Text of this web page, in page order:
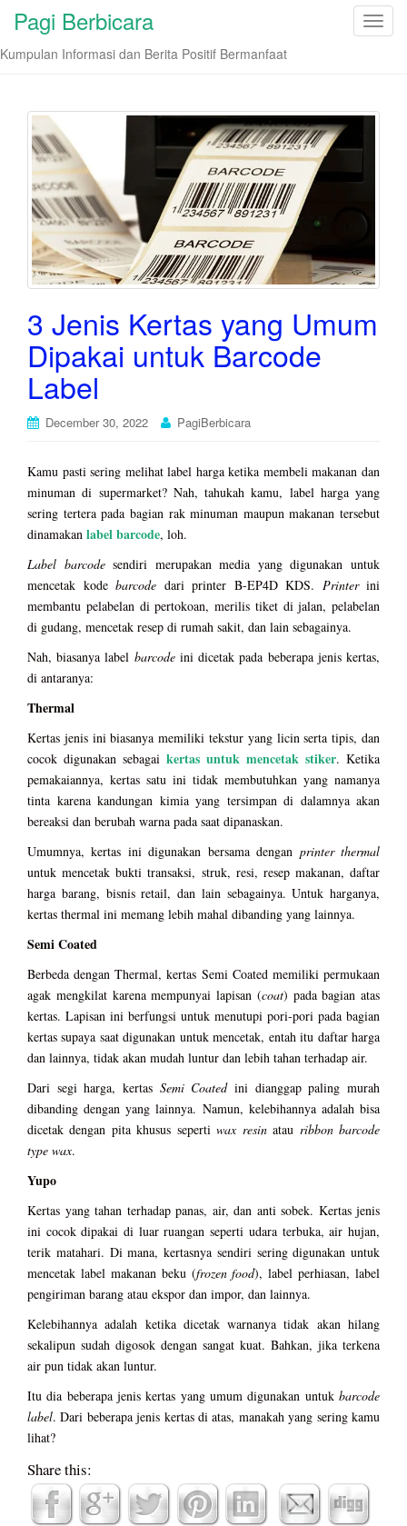
T
l
t
o
n
Pagi Berbicara
Kumpulan Informasi dan Berita Positif Bermanfaat
3 Jenis Kertas yang Umum
Dipakai untuk Barcode
Label
December 30, 2022 PagiBerbicara
Kamu pasti sering melihat label harga ketika membeli makanan dan
minuman di supermarket? Nah, tahukah kamu, label harga yang
sering tertera pada bagian rak minuman maupun makanan tersebut
dinamakan label barcode, loh.
Label barcodesendiri merupakan media yang digunakan untuk
mencetak kode barcode dari printer B-EP4D KDS. Printerini
membantu pelabelan di pertokoan, merilis tiket di jalan, pelabelan
di gudang, mencetak resep di rumah sakit, dan lain sebagainya.
Nah, biasanya label barcodeini dicetak pada beberapa jenis kertas,
di antaranya:
Thermal
Kertas jenis ini biasanya memiliki tekstur yang licin serta tipis, dan
cocok digunakan sebagai kertas untuk mencetak stiker. Ketika
pemakaiannya, kertas satu ini tidak membutuhkan yang namanya
tinta karena kandungan kimia yang tersimpan di dalamnya akan
bereaksi dan berubah warna pada saat dipanaskan.
Umumnya, kertas ini digunakan bersama dengan printer thermal
untuk mencetak bukti transaksi, struk, resi, resep makanan, daftar
harga barang, bisnis retail, dan lain sebagainya. Untuk harganya,
kertas thermal ini memang lebih mahal dibanding yang lainnya.
Semi Coated
Berbeda dengan Thermal, kertas Semi Coated memiliki permukaan
agak mengkilat karena mempunyai lapisan (coat) pada bagian atas
kertas. Lapisan ini berfungsi untuk menutupi pori-pori pada bagian
kertas supaya saat digunakan untuk mencetak, entah itu daftar harga
dan lainnya, tidak akan mudah luntur dan lebih tahan terhadap air.
Dari segi harga, kertas Semi Coatedini dianggap paling murah
dibanding dengan yang lainnya. Namun, kelebihannya adalah bisa
dicetak dengan pita khusus sepertiwax resinatau ribbon barcode
type wax.
Yupo
Kertas yang tahan terhadap panas, air, dan anti sobek. Kertas jenis
ini cocok dipakai di luar ruangan seperti udara terbuka, air hujan,
terik matahari. Di mana, kertasnya sendiri sering digunakan untuk
mencetak label makanan beku (frozen food), label perhiasan, label
pengiriman barang atau ekspor dan impor, dan lainnya.
Kelebihannya adalah ketika dicetak warnanya tidak akan hilang
sekalipun sudah digosok dengan sangat kuat. Bahkan, jika terkena
air pun tidak akan luntur.
Itu dia beberapa jenis kertas yang umum digunakan untuk barcode
label. Dari beberapa jenis kertas di atas, manakah yang sering kamu
lihat?
Share this: